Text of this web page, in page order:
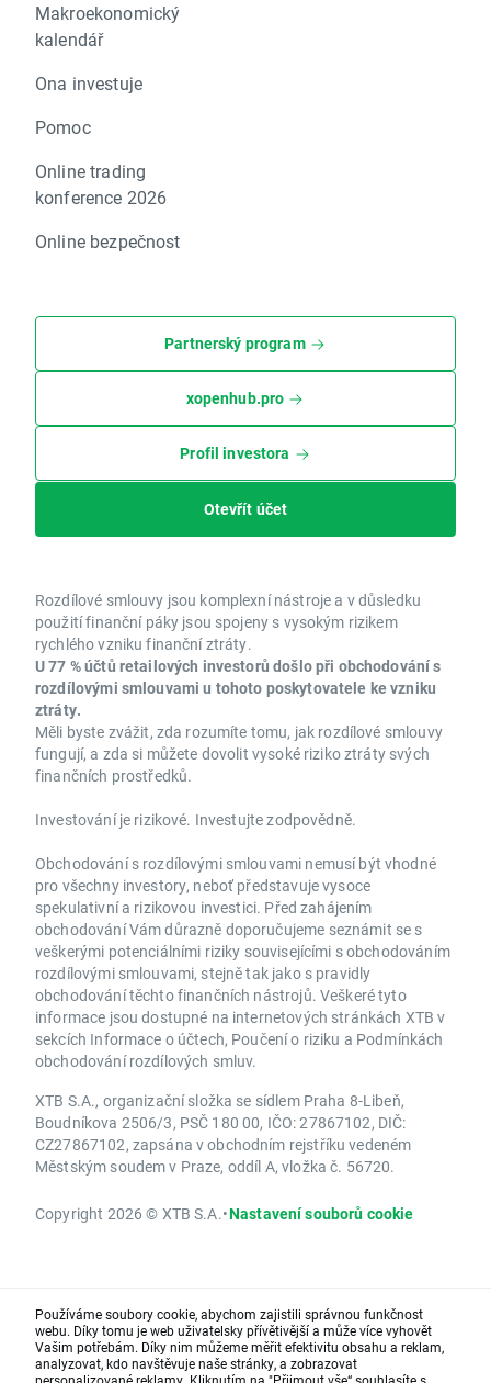
Makroekonomický
kalendář
Ona investuje
Pomoc
Online trading
konference 2026
Online bezpečnost
Partnerský program
xopenhub.pro
Profil investora
Otevřít účet
Rozdílové smlouvy jsou komplexní nástroje a v důsledku
použití finanční páky jsou spojeny s vysokým rizikem
rychlého vzniku finanční ztráty.
U 77 % účtů retailových investorů došlo při obchodování s
rozdílovými smlouvami u tohoto poskytovatele ke vzniku
ztráty.
Měli byste zvážit, zda rozumíte tomu, jak rozdílové smlouvy
fungují, a zda si můžete dovolit vysoké riziko ztráty svých
finančních prostředků.
Investování je rizikové. Investujte zodpovědně.
Obchodování s rozdílovými smlouvami nemusí být vhodné
pro všechny investory, neboť představuje vysoce
spekulativní a rizikovou investici. Před zahájením
obchodování Vám důrazně doporučujeme seznámit se s
veškerými potenciálními riziky souvisejícími s obchodováním
rozdílovými smlouvami, stejně tak jako s pravidly
obchodování těchto finančních nástrojů. Veškeré tyto
informace jsou dostupné na internetových stránkách XTB v
sekcích Informace o účtech, Poučení o riziku a Podmínkách
obchodování rozdílových smluv.
XTB S.A., organizační složka se sídlem Praha 8-Libeň,
Boudníkova 2506/3, PSČ 180 00, IČO: 27867102, DIČ:
CZ27867102, zapsána v obchodním rejstříku vedeném
Městským soudem v Praze, oddíl A, vložka č. 56720.
Copyright 2026 © XTB S.A.•Nastavení souborů cookie
Používáme soubory cookie, abychom zajistili správnou funkčnost
webu. Díky tomu je web uživatelsky přívětivější a může více vyhovět
Vašim potřebám. Díky nim můžeme měřit efektivitu obsahu a reklam,
analyzovat, kdo navštěvuje naše stránky, a zobrazovat